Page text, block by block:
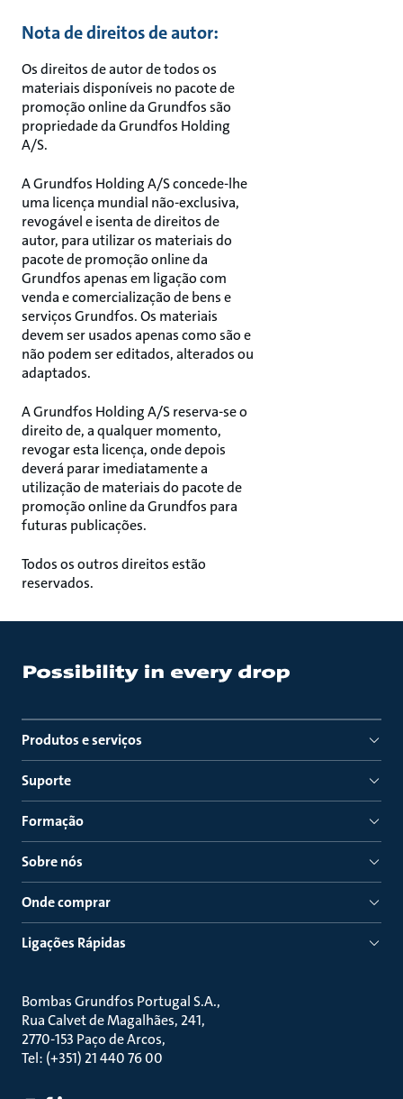
Nota de direitos de autor:
Os direitos de autor de todos os
materiais disponíveis no pacote de
promoção online da Grundfos são
propriedade da Grundfos Holding
A/S.
A Grundfos Holding A/S concede-lhe
uma licença mundial não-exclusiva,
revogável e isenta de direitos de
autor, para utilizar os materiais do
pacote de promoção online da
Grundfos apenas em ligação com
venda e comercialização de bens e
serviços Grundfos. Os materiais
devem ser usados apenas como são e
não podem ser editados, alterados ou
adaptados.
A Grundfos Holding A/S reserva-se o
direito de, a qualquer momento,
revogar esta licença, onde depois
deverá parar imediatamente a
utilização de materiais do pacote de
promoção online da Grundfos para
futuras publicações.
Todos os outros direitos estão
reservados.
Produtos e serviços
Suporte
Formação
Sobre nós
Onde comprar
Ligações Rápidas
Bombas Grundfos Portugal S.A.
Rua Calvet de Magalhães, 241
2770-153 Paço de Arcos
Tel: (+351) 21 440 76 00